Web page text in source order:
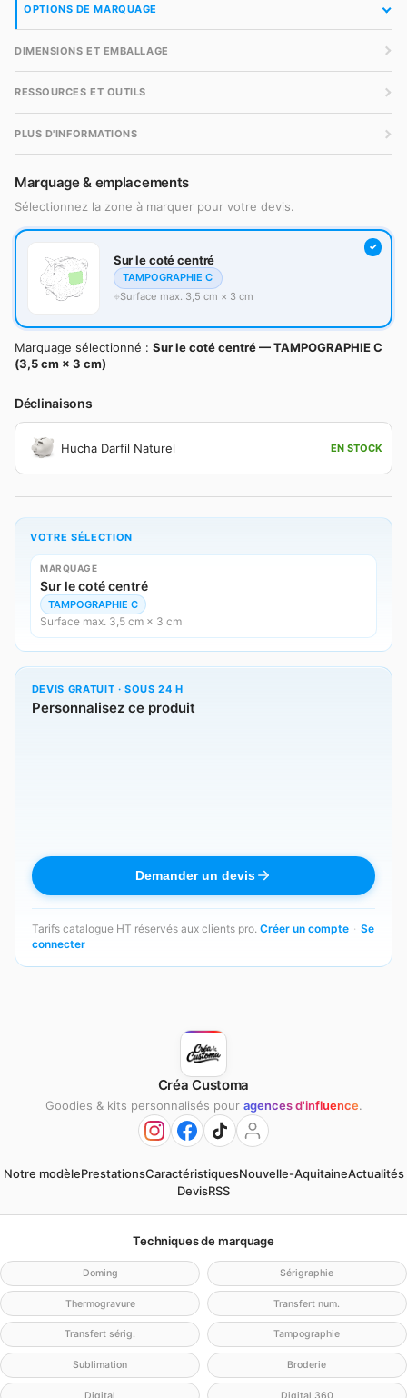
OPTIONS DE MARQUAGE
DIMENSIONS ET EMBALLAGE
RESSOURCES ET OUTILS
PLUS D'INFORMATIONS
Marquage & emplacements
Sélectionnez la zone à marquer pour votre devis.
Sur le coté centré
TAMPOGRAPHIE C
Surface max. 3,5 cm × 3 cm
Marquage sélectionné : Sur le coté centré — TAMPOGRAPHIE C
(3,5 cm × 3 cm)
Déclinaisons
Hucha Darfil Naturel EN STOCK
VOTRE SÉLECTION
MARQUAGE
Sur le coté centré
TAMPOGRAPHIE C
Surface max. 3,5 cm × 3 cm
DEVIS GRATUIT · SOUS 24 H
Personnalisez ce produit
Demander un devis
Tarifs catalogue HT réservés aux clients pro. Créer un compte · Se
connecter
Créa Customa
Goodies & kits personnalisés pour agences d'influence.
Notre modèlePrestationsCaractéristiquesNouvelle-AquitaineActualités
DevisRSS
Techniques de marquage
Doming Sérigraphie
Thermogravure Transfert num.
Transfert sérig. Tampographie
Sublimation Broderie
Digital Digital 360